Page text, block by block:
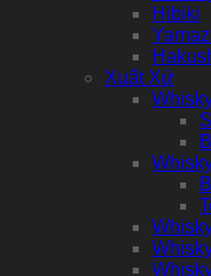
Hibiki
Xuất Xứ